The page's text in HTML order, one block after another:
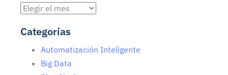
Categorías
Automatización Inteligente
Big Data